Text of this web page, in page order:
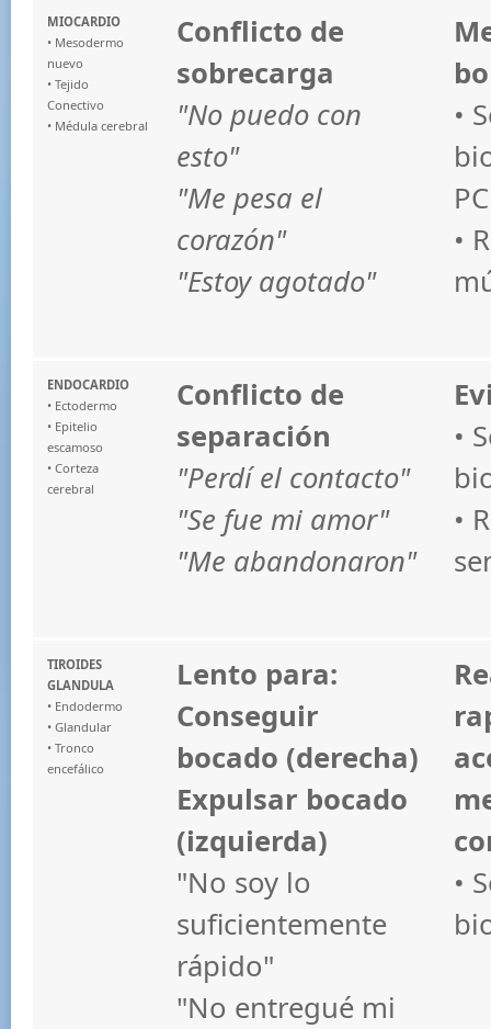
MIOCARDIO
• Mesodermo
nuevo
• Tejido
Conectivo
• Médula cerebral
Conflicto de
sobrecarga
"No puedo con
esto"
"Me pesa el
corazón"
"Estoy agotado"
•
•
ENDOCARDIO
• Ectodermo
• Epitelio
escamoso
• Corteza
cerebral
Conflicto de
separación
"Perdí el contacto"
"Se fue mi amor"
"Me abandonaron"
•
•
TIROIDES
GLANDULA
• Endodermo
• Glandular
• Tronco
encefálico
Lento para:
Conseguir
bocado (derecha)
Expulsar bocado
(izquierda)
"No soy lo
suficientemente
rápido"
"No entregué mi
•